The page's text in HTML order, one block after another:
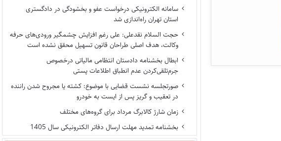
سامانه الکترونیکی درخواست عفو و بخشودگی در دادگستری
استان تهران راه‌اندازی شد
حجت السلام نقدعلی: علی رغم افزایش چشمگیر ورودی‌های حرفه
وکالت، هدف اصلی طراحان قانون تسهیل محقق نشده است
ابطال بخشنامه دادستان انتظامی مالیاتی درخصوص
جرم‌تلقی‌کردن عدم انطباق اطلاعات پستی
صورتجلسه نشست قضایی با موضوع: کشته یا مجروح شدن راننده
در تعقیب و گریز پس از ایست به خودرو
زمان شارژ کالابرگ مرداد برای گروه‌های مختلف
بخشنامه تمدید مهلت ارسال دفاتر الکترونیکی سال 1405